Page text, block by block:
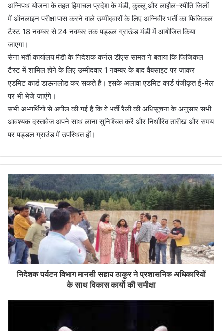
अग्निपथ योजना के तहत हिमाचल प्रदेश के मंडी, कुल्लू और लाहौल-स्पीति जिलों
में ऑनलाइन परीक्षा पास करने वाले उम्मीदवारों के लिए अग्निवीर भर्ती का फिजिकल
टैस्ट 18 नवम्बर से 24 नवम्बर तक पड्डल ग्राऊंड मंडी में आयोजित किया
जाएगा।
सेना भर्ती कार्यालय मंडी के निदेशक कर्नल डीएस सामत ने बताया कि फिजिकल
टैस्ट में शामिल होने के लिए उम्मीदवार 1 नवम्बर के बाद वैबसाइट पर जाकर
एडमिट कार्ड डाऊनलोड कर सकते हैं। इसके अलावा एडमिट कार्ड पंजीकृत ई-मेल
पर भी भेजे जाएंगे।
सभी अभ्यर्थियों से अपील की गई है कि वे भर्ती रैली की अधिसूचना के अनुसार सभी
आवश्यक दस्तावेज अपने साथ लाना सुनिश्चित करें और निर्धारित तारीख और समय
पर पड्डल ग्राउंड में उपस्थित हों।
निदेशक पर्यटन विभाग मानसी सहाय ठाकुर ने प्रशासनिक अधिकारियों
के साथ विकास कार्यो की समीक्षा